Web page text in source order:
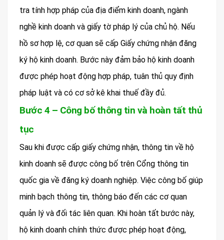
tra tính hợp pháp của địa điểm kinh doanh, ngành
nghề kinh doanh và giấy tờ pháp lý của chủ hộ. Nếu
hồ sơ hợp lệ, cơ quan sẽ cấp Giấy chứng nhận đăng
ký hộ kinh doanh. Bước này đảm bảo hộ kinh doanh
được phép hoạt động hợp pháp, tuân thủ quy định
pháp luật và có cơ sở kê khai thuế đầy đủ.
Bước 4 – Công bố thông tin và hoàn tất thủ
tục
Sau khi được cấp giấy chứng nhận, thông tin về hộ
kinh doanh sẽ được công bố trên Cổng thông tin
quốc gia về đăng ký doanh nghiệp. Việc công bố giúp
minh bạch thông tin, thông báo đến các cơ quan
quản lý và đối tác liên quan. Khi hoàn tất bước này,
hộ kinh doanh chính thức được phép hoạt động,